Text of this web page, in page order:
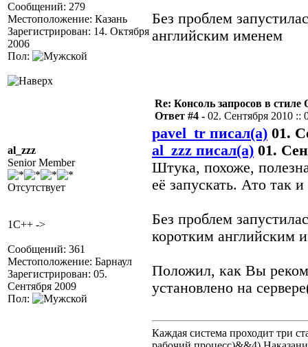
Сообщений: 279
Местоположение: Казань
Зарегистрирован: 14. Октября
2006
Пол:
Без проблем
английским именем
al_zzz
Senior Member
Отсутствует
1C++ ->
Сообщений: 361
Местоположение: Барнаул
Зарегистрирован: 05.
Сентября 2009
Пол:
Re: Консоль запросов в стиле
Ответ #4 - 02. Сентября 2010 ::
pavel_tr писал(а) 01.
al_zzz писал(а) 01.
Штука, похоже,
её запускать. Ато так
Без проблем
коротким английским
Положил, как Вы
установлено на
Каждая система проходит три